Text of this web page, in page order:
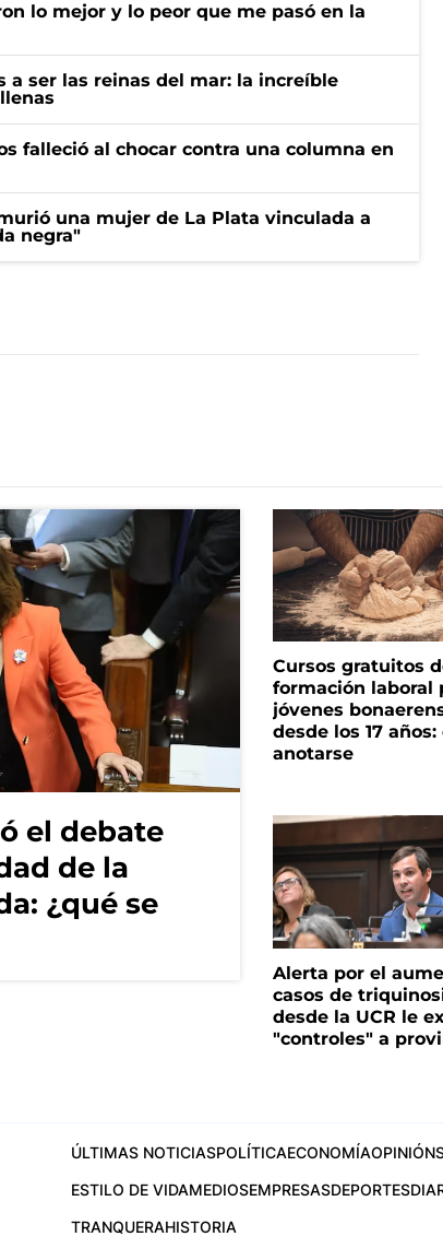
lo mejor y lo peor que me pasó en la
a ser las reinas del mar: la increíble
falleció al chocar contra una columna en
una mujer de La Plata vinculada a
negra"
el debate
de la
¿qué se
Cursos gratuitos
formación laboral
jóvenes
desde los 17
anotarse
Alerta por el
casos de
desde la UCR le
"controles" a
ÚLTIMAS NOTICIASPOLÍTICAECONOMÍAOPINIÓN
ESTILO DE VIDAMEDIOSEMPRESASDEPORTES
TRANQUERAHISTORIA